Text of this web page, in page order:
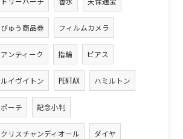
びゅう商品券 フィルムカメラ
アンティーク 指輪 ピアス
ルイヴイトン PENTAX ハミルトン
ポーチ 記念小判
クリスチャンディオール ダイヤ